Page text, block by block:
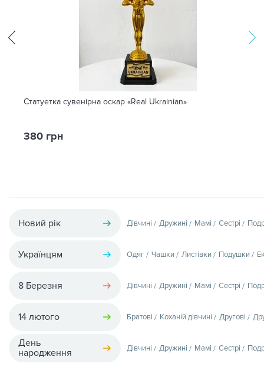
Статуетка сувенірна оскар «Real Ukrainian»
380 грн
Новий рік Дівчині Дружині Мамі Сестрі
Українцям Одяг Чашки Листівки Подушки
8 Березня Дівчині Дружині Мамі Сестрі
14 лютого Братові Коханій дівчині Другові
День
народження
Дівчині Дружині Мамі Сестрі